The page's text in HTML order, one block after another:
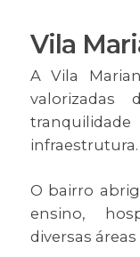
Vila
A Vila
infraestrutura.
O bairro
ensino,
diversas áreas